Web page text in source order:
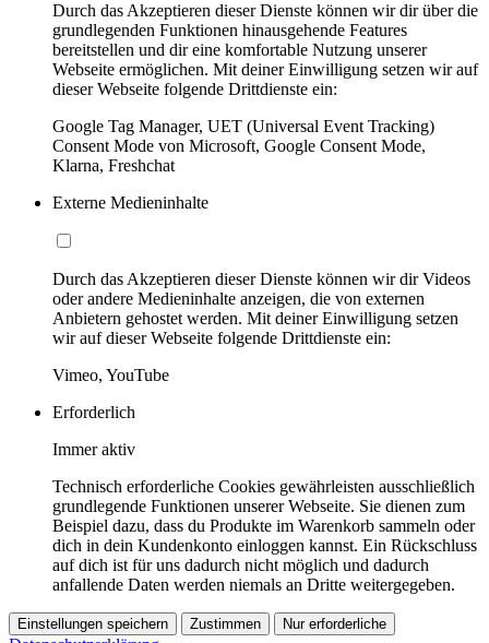
Durch das Akzeptieren dieser Dienste können wir dir über die
grundlegenden Funktionen hinausgehende Features
bereitstellen und dir eine komfortable Nutzung unserer
Webseite ermöglichen. Mit deiner Einwilligung setzen wir auf
dieser Webseite folgende Drittdienste ein:
Google Tag Manager, UET (Universal Event Tracking)
Consent Mode von Microsoft, Google Consent Mode,
Klarna, Freshchat
Externe Medieninhalte
Durch das Akzeptieren dieser Dienste können wir dir Videos
oder andere Medieninhalte anzeigen, die von externen
Anbietern gehostet werden. Mit deiner Einwilligung setzen
wir auf dieser Webseite folgende Drittdienste ein:
Vimeo, YouTube
Erforderlich
Immer aktiv
Technisch erforderliche Cookies gewährleisten ausschließlich
grundlegende Funktionen unserer Webseite. Sie dienen zum
Beispiel dazu, dass du Produkte im Warenkorb sammeln oder
dich in dein Kundenkonto einloggen kannst. Ein Rückschluss
auf dich ist für uns dadurch nicht möglich und dadurch
anfallende Daten werden niemals an Dritte weitergegeben.
Einstellungen speichern Zustimmen Nur erforderliche